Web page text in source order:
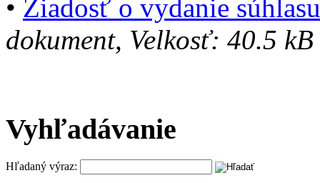
• Žiadosť o vydanie
dokument, Velkosť: 40.5 kB
Vyhľadávanie
Hľadaný výraz: